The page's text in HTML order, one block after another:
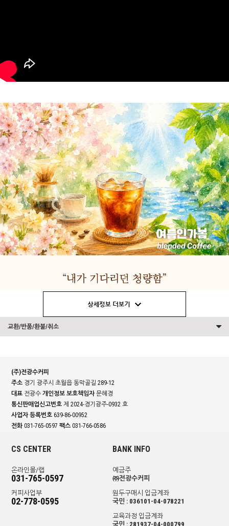
교환/반품/환불/취소
(주)전광수커피
주소 경기 광주시 초월읍 동막골길 289-12
대표 전광수개인정보 보호책임자문혜경
통신판매업신고번호 제 2024-경기광주-0932 호
사업자 등록번호 639-86-00952
전화 031-765-0597팩스 031-766-0586
CS CENTER
온라인몰/랩
031-765-0597
커피사업부
02-778-0595
BANK INFO
예금주
㈜전광수커피
원두구매시 입금계좌
국민 : 036101-04-078221
교육과정 입금계좌
국민 : 281937-04-000799